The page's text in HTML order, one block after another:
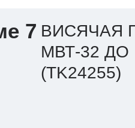
7 ВИСЯЧАЯ
МВТ-32 ДО
(TK24255)